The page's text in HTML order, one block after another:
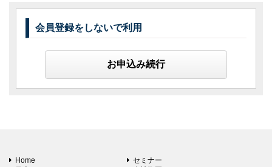
会員登録をしないで利用
お申込み続行
Home
セミナー